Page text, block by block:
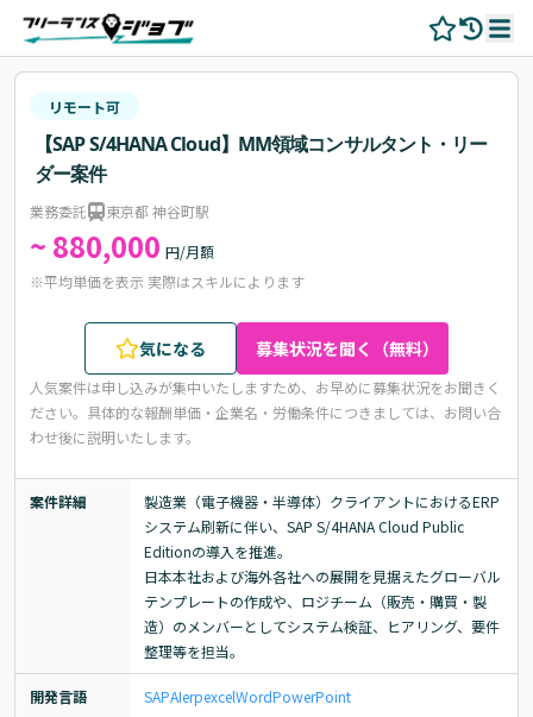
リモート可
【SAP S/4HANA Cloud】MM領域コンサルタント・リー
ダー案件
業務委託 東京都 神谷町駅
~ 880,000 円/月額
※平均単価を表示 実際はスキルによります
気になる 募集状況を聞く（無料）
人気案件は申し込みが集中いたしますため、お早めに募集状況をお聞きく
ださい。 具体的な報酬単価・企業名・労働条件につきましては、お問い合
わせ後に説明いたします。
案件詳細
製造業（電子機器・半導体）クライアントにおけるERP
システム刷新に伴い、SAP S/4HANA Cloud Public
Editionの導入を推進。
日本本社および海外各社への展開を見据えたグローバル
テンプレートの作成や、ロジチーム（販売・購買・製
造）のメンバーとしてシステム検証、ヒアリング、要件
整理等を担当。
開発言語 SAPAIerpexcelWordPowerPoint